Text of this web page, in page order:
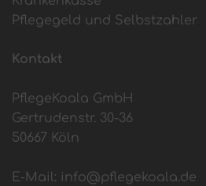
Pflegegeld und Selbstzahler
Kontakt
PflegeKoala GmbH
Gertrudenstr. 30-36
50667 Köln
E-Mail: info@pflegekoala.de